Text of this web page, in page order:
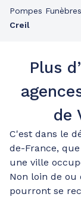
Pompes Funèbres
Creil
Plus
de
C'est dans le
de-France,
une ville
Non loin de ou
pourront se